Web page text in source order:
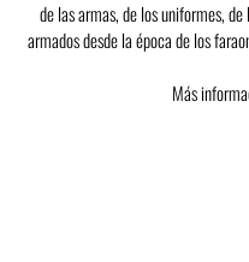
de las armas, de los uniformes,
armados desde la época de los
Más